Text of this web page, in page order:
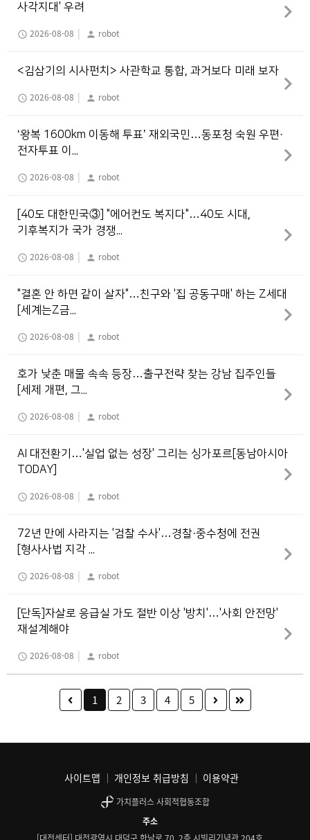
사각지대' 우려
schedule 2026-08-08 | person robot
<김삼기의 시사펀치> 사관학교 통합, 과거보다 미래 보자
schedule 2026-08-08 | person robot
‘왕복 1600km 이동해 투표’ 재외국민…동포청 숙원 우편·
전자투표 이...
schedule 2026-08-08 | person robot
[40도 대한민국③] "에어컨도 복지다"…40도 시대,
기후복지가 국가 경쟁...
schedule 2026-08-08 | person robot
"결혼 안 하면 같이 살자"…친구와 '집 공동구매' 하는 Z세대
[세계는Z금...
schedule 2026-08-08 | person robot
호가 낮춘 매물 속속 등장…출구전략 찾는 강남 집주인들
[세제 개편, 그...
schedule 2026-08-08 | person robot
AI 대전환기…'실업 없는 성장' 그리는 싱가포르[동남아시아
TODAY]
schedule 2026-08-08 | person robot
72년 만에 사라지는 '검찰 수사'…경찰·중수청에 전권
[형사사법 지각 ...
schedule 2026-08-08 | person robot
[단독]자살로 응급실 가도 절반 이상 '방치'…'사회 안전망'
재설계해야
schedule 2026-08-08 | person robot
1 2 3 4 5
사이트맵 개인정보 취급방침 이용약관
가치플러스 사회적협동조합
주소